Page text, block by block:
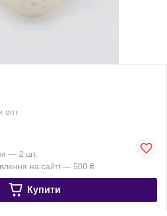
опт
— 2 шт.
на сайті — 500 ₴
Купити